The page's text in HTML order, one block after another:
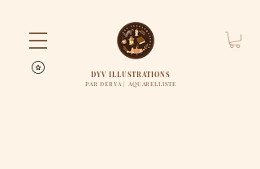
DYV ILLUSTRATIONS
PAR DERYA | AQUARELLISTE